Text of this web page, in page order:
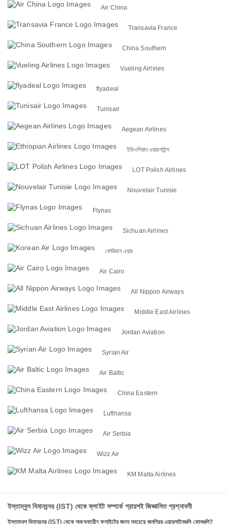
Air China
Transavia France
China Southern
Vueling Airlines
flyadeal
Tunisair
Aegean Airlines
ইথিওপিয়ান এয়ারলাইন্স
LOT Polish Airlines
Nouvelair Tunisie
Flynas
Sichuan Airlines
কোরিয়ান এয়ার
Air Cairo
All Nippon Airways
Middle East Airlines
Jordan Aviation
Syrian Air
Air Baltic
China Eastern
Lufthansa
Air Serbia
Wizz Air
KM Malta Airlines
ইস্তাম্বুল বিমানবন্দর (IST) থেকে ফ্লাইট সম্পর্কে প্রায়শই জিজ্ঞাসিত প্রশ্নাবলী
ইস্তাম্বুল বিমানবন্দর (IST) থেকে অভ্যন্তরীণ ফ্লাইটের জন্য সবচেয়ে জনপ্রিয় এয়ারলাইনগুলি কোনগুলি?